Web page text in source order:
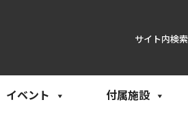
サイト内検索
イベント 付属施設